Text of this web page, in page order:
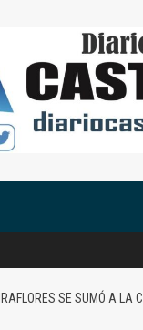
SE SUMÓ A LA